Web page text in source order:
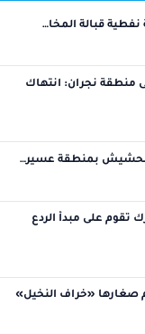
قبالة المخا…
منطقة نجران: انتهاك
الحشيش بمنطقة عسير…
تقوم على مبدأ الردع
صغارها «خراف النخيل»